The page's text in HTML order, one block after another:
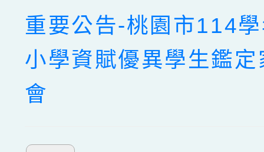
重要公告-桃園市114
小學資賦優異學生鑑
會